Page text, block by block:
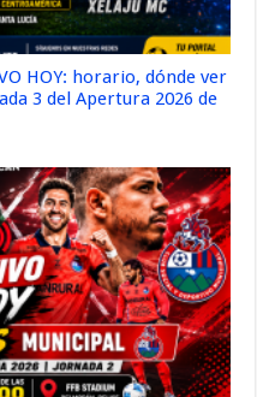
HOY: horario, dónde ver
3 del Apertura 2026 de